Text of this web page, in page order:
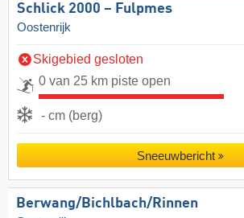
Schlick 2000 – Fulpmes
Oostenrijk
Skigebied gesloten
0 van 25 km piste open
- cm (berg)
Sneeuwbericht
Berwang/​Bichlbach/​Rinnen